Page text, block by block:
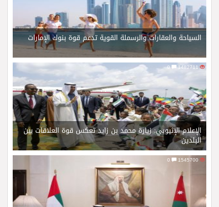
السياحة والعقارات والرسملة القوية تدعم قوة بنوك الإمارات
1482711
0
الإعلام الإثيوبي: زيارة محمد بن زايد تعكس قوة العلاقات بين
البلدين